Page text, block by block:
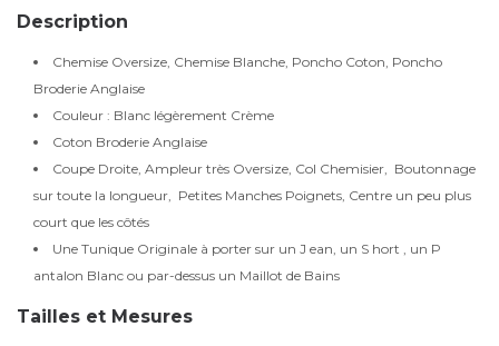
Description
Chemise Oversize, Chemise Blanche, Poncho Coton, Poncho
Broderie Anglaise
Couleur : Blanc légèrement Crème
Coton Broderie Anglaise
Coupe Droite, Ampleur très Oversize, Col Chemisier, Boutonnage
sur toute la longueur, Petites Manches Poignets, Centre un peu plus
court que les côtés
Une Tunique Originale à porter sur un J ean, un S hort , un P
antalon Blanc ou par-dessus un Maillot de Bains
Tailles et Mesures